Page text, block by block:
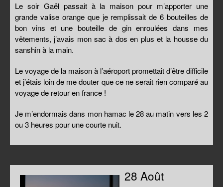
Le soir Gaël passait à la maison pour m’apporter une
grande valise orange que je remplissait de 6 bouteilles de
bon vins et une bouteille de gin enroulées dans mes
vêtements, j’avais mon sac à dos en plus et la housse du
sanshin à la main.
Le voyage de la maison à l’aéroport promettait d’être difficile
et j’étais loin de me douter que ce ne serait rien comparé au
voyage de retour en france !
Je m’endormais dans mon hamac le 28 au matin vers les 2
ou 3 heures pour une courte nuit.
28 Août